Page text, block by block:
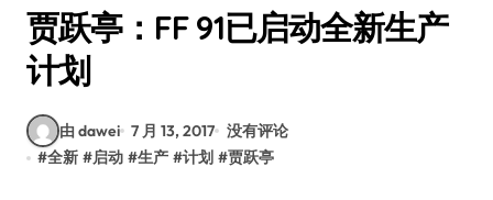
贾跃亭：FF 91已启动全新生产
计划
由 dawei 7 月 13, 2017 没有评论
#全新 #启动 #生产 #计划 #贾跃亭